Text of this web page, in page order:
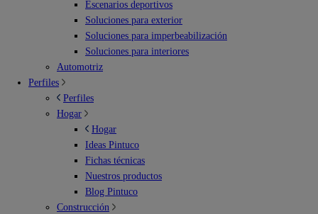
Escenarios deportivos
Soluciones para exterior
Soluciones para imperbeabilización
Soluciones para interiores
Automotriz
Perfiles
Perfiles
Hogar
Hogar
Ideas Pintuco
Fichas técnicas
Nuestros productos
Blog Pintuco
Construcción